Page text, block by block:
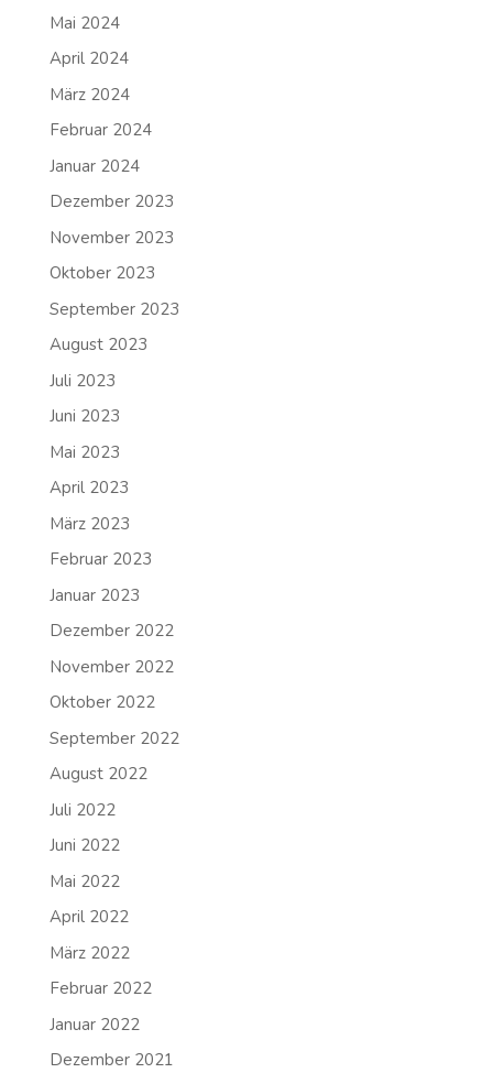
Mai 2024
April 2024
März 2024
Februar 2024
Januar 2024
Dezember 2023
November 2023
Oktober 2023
September 2023
August 2023
Juli 2023
Juni 2023
Mai 2023
April 2023
März 2023
Februar 2023
Januar 2023
Dezember 2022
November 2022
Oktober 2022
September 2022
August 2022
Juli 2022
Juni 2022
Mai 2022
April 2022
März 2022
Februar 2022
Januar 2022
Dezember 2021